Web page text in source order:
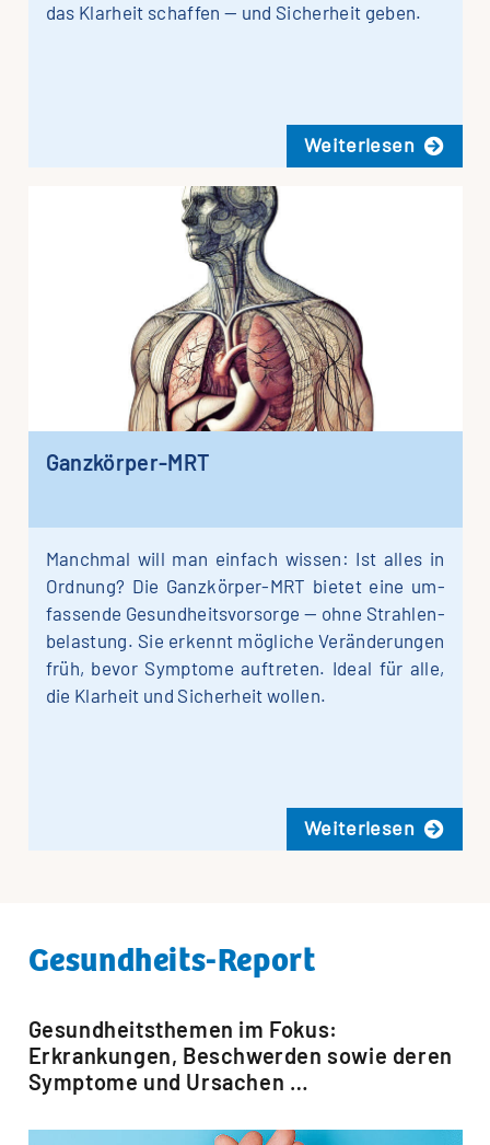
das Klar­heit schaf­fen — und Sicher­heit geben.
Wei­ter­le­sen
Ganz­kör­per-MRT
Manch­mal will man ein­fach wis­sen: Ist alles in
Ord­nung? Die Gan­­z­­­kör­­per-MRT bie­tet eine um­
fassende Ge­sund­heits­vor­sorge — ohne Strah­len­
be­lastung. Sie er­kennt mög­liche Ver­änderungen
früh, bevor Sym­pto­me auf­treten. Ide­al für alle,
die Klar­heit und Sicher­heit wollen.
Wei­ter­le­sen
Gesundheits-Report
Gesundheitsthemen im Fokus:
Erkrankungen, Beschwerden sowie deren
Symptome und Ursachen …